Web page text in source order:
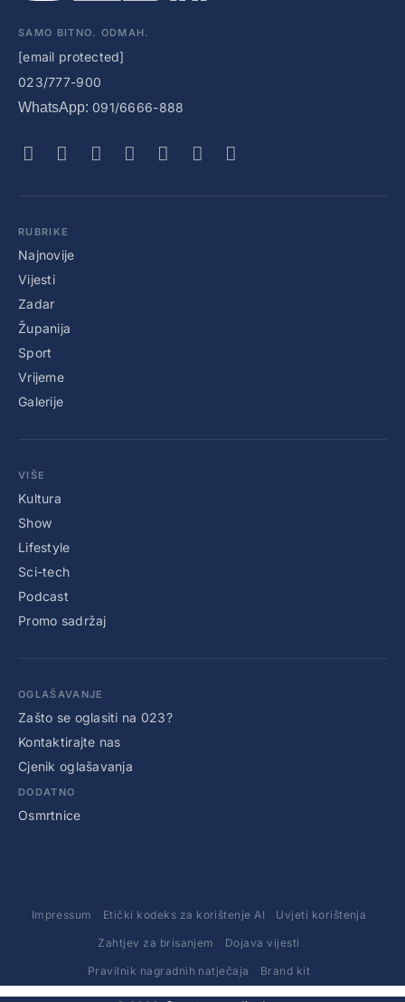
SAMO BITNO. ODMAH.
[email protected]
023/777-900
WhatsApp: 091/6666-888
RUBRIKE
Najnovije
Vijesti
Zadar
Županija
Sport
Vrijeme
Galerije
VIŠE
Kultura
Show
Lifestyle
Sci-tech
Podcast
Promo sadržaj
OGLAŠAVANJE
Zašto se oglasiti na 023?
Kontaktirajte nas
Cjenik oglašavanja
DODATNO
Osmrtnice
Impressum Etički kodeks za korištenje AI Uvjeti korištenja
Zahtjev za brisanjem Dojava vijesti
Pravilnik nagradnih natječaja Brand kit